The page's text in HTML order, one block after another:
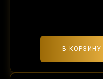
В КОРЗИНУ